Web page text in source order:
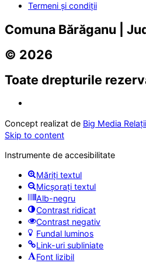
Termeni și condiții
Comuna Bărăganu |
© 2026
Toate drepturile
Concept realizat de Big Media
Skip to content
Instrumente de accesibilitate
Măriți textul
Micșorați textul
Alb-negru
Contrast ridicat
Contrast negativ
Fundal luminos
Link-uri subliniate
Font lizibil